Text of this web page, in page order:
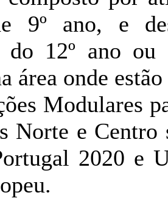
9º ano, e
do 12º ano ou
área onde
Modulares
Norte e
2020 e